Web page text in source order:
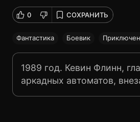
0 СОХРАНИТЬ
Фантастика Боевик
1989 год. Кевин Флинн,
аркадных автоматов,